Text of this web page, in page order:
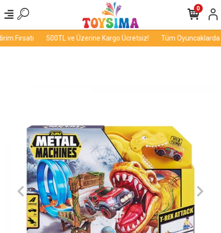
Fırsatı 500TL ve Üzerine Kargo Ücretsiz! Tüm Oyuncaklarda
0